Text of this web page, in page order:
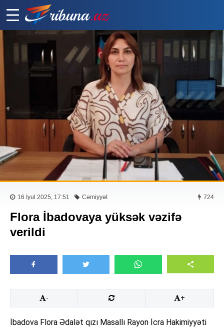
16 İyul 2025, 17:51 Cəmiyyət 724
Flora İbadovaya yüksək vəzifə
verildi
- +
İbadova Flora Ədalət qızı Masallı Rayon İcra Hakimiyyəti